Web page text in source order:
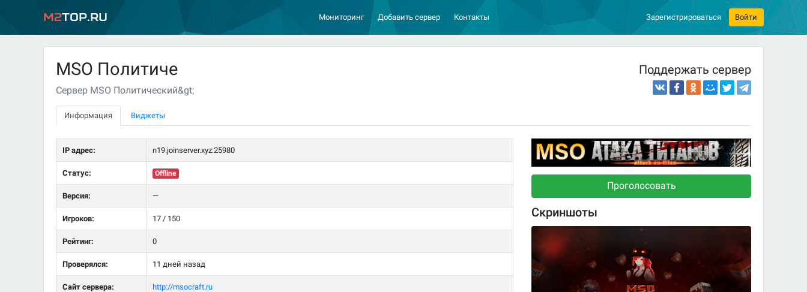
M2Top.ru Мониторинг Добавить сервер Контакты Зарегистрироваться Войти
MSO Политиче
Сервер MSO Политический&gt;
Поддержать сервер
Информация Виджеты
IP адрес: n19.joinserver.xyz:25980
Статус: Offline
Версия: —
Игроков: 17 / 150
Рейтинг: 0
Проверялся: 11 дней назад
Сайт сервера: http://msocraft.ru
Проголосовать
Скриншоты